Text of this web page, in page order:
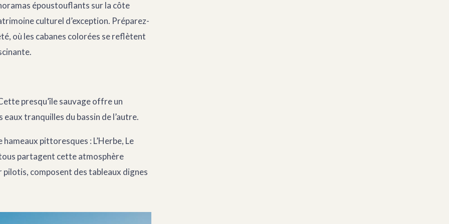
époustouflants sur la côte
culturel d’exception. Préparez-
où les cabanes colorées se reflètent
presqu’île sauvage offre un
tranquilles du bassin de l’autre.
pittoresques : L’Herbe, Le
partagent cette atmosphère
pilotis, composent des tableaux dignes